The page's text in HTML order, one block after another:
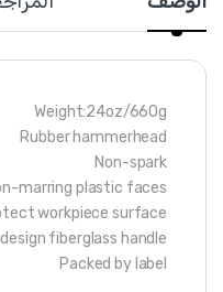
Weight:24oz/660g
Rubber hammerhead
Non-spark
marring plastic faces
workpiece surface
fiberglass handle
Packed by label